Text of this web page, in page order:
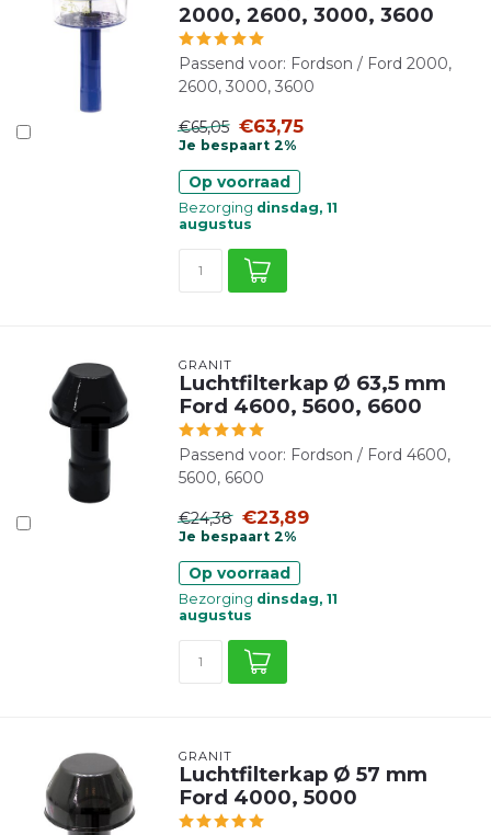
2000, 2600, 3000, 3600
Passend voor: Fordson / Ford 2000,
2600, 3000, 3600
€65,05 €63,75
Je bespaart 2%
Op voorraad
Bezorging dinsdag, 11
augustus
GRANIT
Luchtfilterkap Ø 63,5 mm
Ford 4600, 5600, 6600
Passend voor: Fordson / Ford 4600,
5600, 6600
€24,38 €23,89
Je bespaart 2%
Op voorraad
Bezorging dinsdag, 11
augustus
GRANIT
Luchtfilterkap Ø 57 mm
Ford 4000, 5000